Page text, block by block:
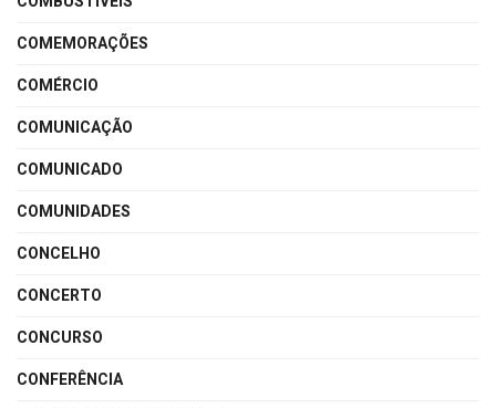
COMEMORAÇÕES
COMÉRCIO
COMUNICAÇÃO
COMUNICADO
COMUNIDADES
CONCELHO
CONCERTO
CONCURSO
CONFERÊNCIA